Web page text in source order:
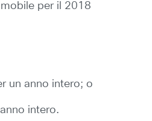
per il 2018
un anno intero; o
intero.